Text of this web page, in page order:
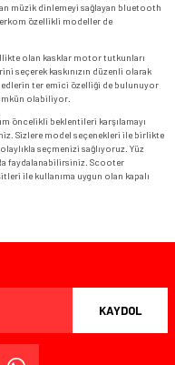
müzik dinlemeyi sağlayan bluetooth
özellikli modeller de
olan kasklar motor tutkunları
seçerek kaskınızın düzenli olarak
ter emici özelliği de bulunuyor
olabiliyor.
öncelikli beklentileri karşılamayı
Sizlere model seçenekleri ile birlikte
seçmenizi sağlıyoruz. Yüz
faydalanabilirsiniz. Scooter
ile kullanıma uygun olan kapalı
KAYDOL